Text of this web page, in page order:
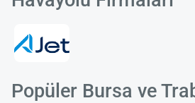
Popüler Bursa ve